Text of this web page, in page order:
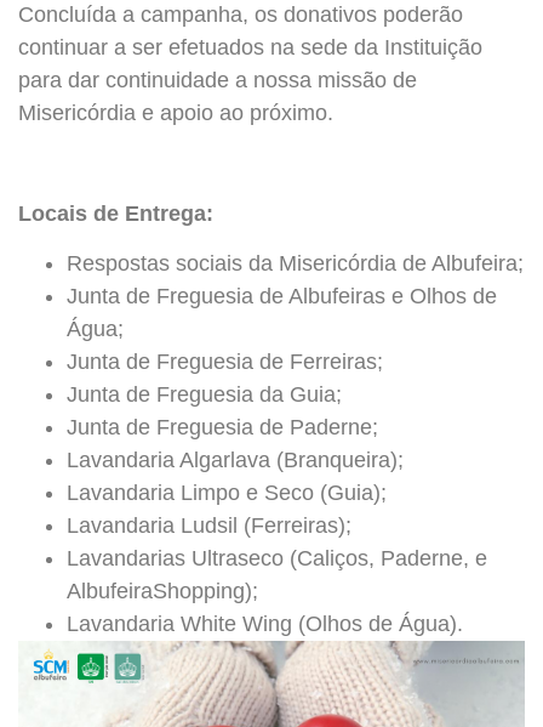
Concluída a campanha, os donativos poderão
continuar a ser efetuados na sede da Instituição
para dar continuidade a nossa missão de
Misericórdia e apoio ao próximo.
Locais de Entrega:
Respostas sociais da Misericórdia de Albufeira;
Junta de Freguesia de Albufeiras e Olhos de
Água;
Junta de Freguesia de Ferreiras;
Junta de Freguesia da Guia;
Junta de Freguesia de Paderne;
Lavandaria Algarlava (Branqueira);
Lavandaria Limpo e Seco (Guia);
Lavandaria Ludsil (Ferreiras);
Lavandarias Ultraseco (Caliços, Paderne, e
AlbufeiraShopping);
Lavandaria White Wing (Olhos de Água).